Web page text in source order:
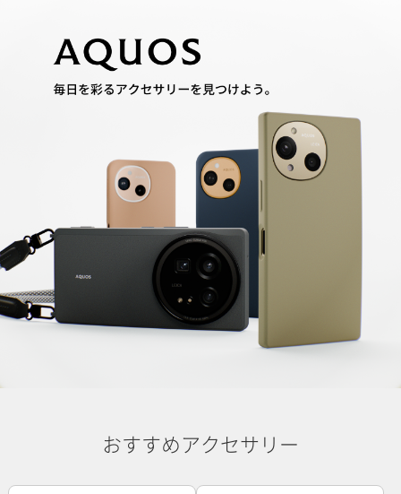
おすすめアクセサリー